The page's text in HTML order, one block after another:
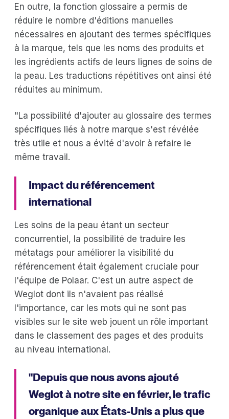
En outre, la fonction glossaire a permis de
réduire le nombre d'éditions manuelles
nécessaires en ajoutant des termes spécifiques
à la marque, tels que les noms des produits et
les ingrédients actifs de leurs lignes de soins de
la peau. Les traductions répétitives ont ainsi été
réduites au minimum.
"La possibilité d'ajouter au glossaire des termes
spécifiques liés à notre marque s'est révélée
très utile et nous a évité d'avoir à refaire le
même travail.
Impact du référencement
international
Les soins de la peau étant un secteur
concurrentiel, la possibilité de traduire les
métatags pour améliorer la visibilité du
référencement était également cruciale pour
l'équipe de Polaar. C'est un autre aspect de
Weglot dont ils n'avaient pas réalisé
l'importance, car les mots qui ne sont pas
visibles sur le site web jouent un rôle important
dans le classement des pages et des produits
au niveau international.
"Depuis que nous avons ajouté
Weglot à notre site en février, le trafic
organique aux États-Unis a plus que